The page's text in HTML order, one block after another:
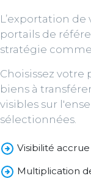
L’exportation
portails de
stratégie
Choisissez
biens à
visibles sur
sélectionnées.
Visibilité accrue
Multiplication